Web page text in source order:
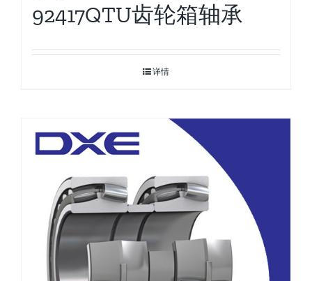
92417QTU齿轮箱轴承
详情